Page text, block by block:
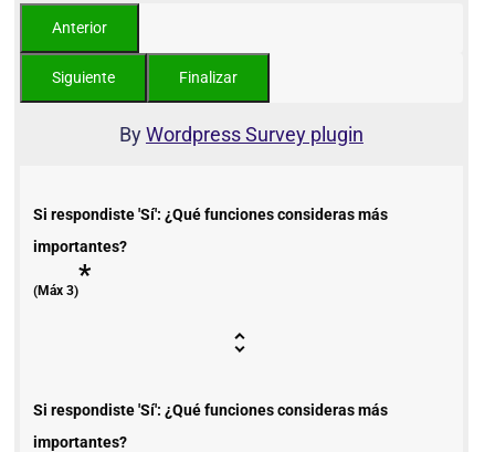
ByWordpress Survey plugin
Si respondiste 'Sí': ¿Qué funciones consideras más
importantes?
(Máx 3)*
Si respondiste 'Sí': ¿Qué funciones consideras más
importantes?